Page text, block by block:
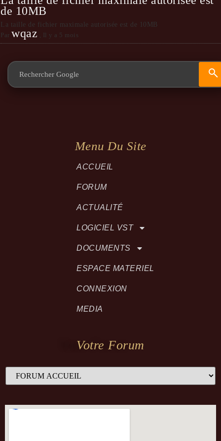
de 10MB
La taille de fichier maximale autorisée est de 10MB
Par wqaz , Il y a 5 mois
Menu Du Site
ACCUEIL
FORUM
ACTUALITÉ
LOGICIEL VST
DOCUMENTS
ESPACE MATERIEL
CONNEXION
MEDIA
Votre Forum